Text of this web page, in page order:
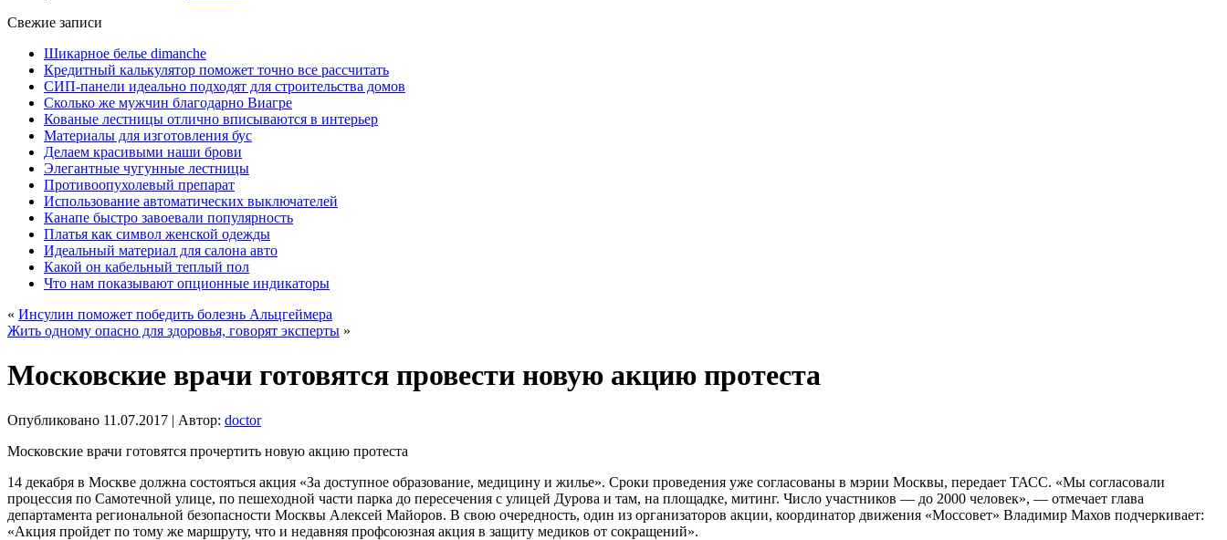
Свежие записи
Шикарное белье dimanche
Кредитный калькулятор поможет точно все рассчитать
СИП-панели идеально подходят для строительства домов
Сколько же мужчин благодарно Виагре
Кованые лестницы отлично вписываются в интерьер
Материалы для изготовления бус
Делаем красивыми наши брови
Элегантные чугунные лестницы
Противоопухолевый препарат
Использование автоматических выключателей
Канапе быстро завоевали популярность
Платья как символ женской одежды
Идеальный материал для салона авто
Какой он кабельный теплый пол
Что нам показывают опционные индикаторы
« Инсулин поможет победить болезнь Альцгеймера
Жить одному опасно для здоровья, говорят эксперты »
Московские врачи готовятся провести новую акцию протеста
Опубликовано 11.07.2017 | Автор: doctor
Московские врачи готовятся прочертить новую акцию протеста
14 декабря в Москве должна состояться акция «За доступное образование, медицину и жилье». Сроки проведения уже согласованы в мэрии Москвы, передает ТАСС. «Мы согласовали
процессия по Самотечной улице, по пешеходной части парка до пересечения с улицей Дурова и там, на площадке, митинг. Число участников — до 2000 человек», — отмечает глава
департамента региональной безопасности Москвы Алексей Майоров. В свою очередность, один из организаторов акции, координатор движения «Моссовет» Владимир Махов подчеркивает:
«Акция пройдет по тому же маршруту, что и недавняя профсоюзная акция в защиту медиков от сокращений».